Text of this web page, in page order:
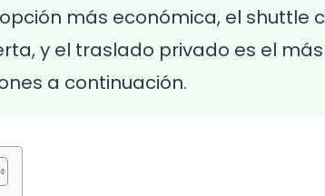
más económica, el shuttle
y el traslado privado es el
a continuación.